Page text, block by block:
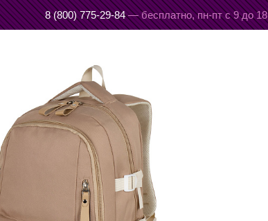
8 (800) 775-29-84 — бесплатно, пн-пт с 9 до 18